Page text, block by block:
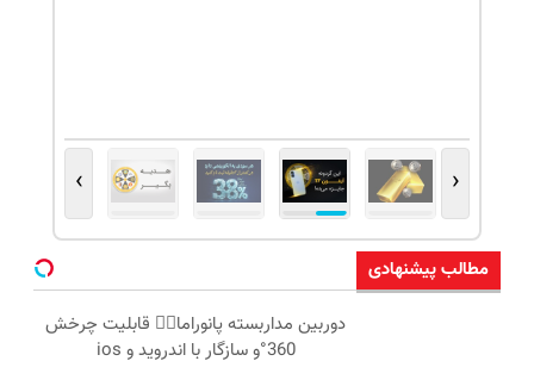
‹
›
مطالب پیشنهادی
دوربین مداربسته پانوراما👈🏻 قابلیت چرخش
360°و سازگار با اندروید و ios